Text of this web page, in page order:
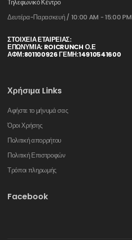
Τηλεφωνικό Κέντρο
Δευτέρα-Παρασκευή / 10:00 AM - 15:00 PM
ΣΤΟΙΧΕΊΑ ΕΤΑΙΡΕΊΑΣ:
ΕΠΩΝΥΜΙΑ: ROICRUNCH Ο.Ε
ΑΦΜ:801100926 ΓΕΜΗ:14910541600
Χρήσιμα Links
Αφήστε το μήνυμά σας
Όροι Χρήσης
Πολιτική απορρήτου
Πολιτική Επιστροφών
Τρόποι πληρωμής
Facebook